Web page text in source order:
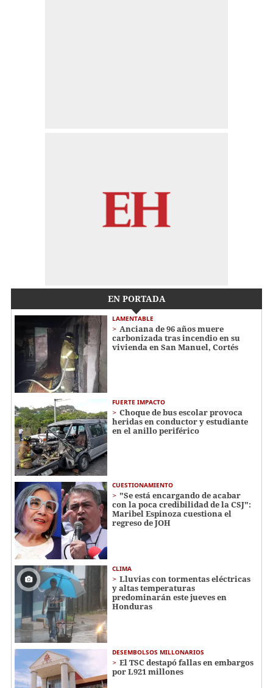
EN PORTADA
LAMENTABLE
Anciana de 96 años muere
carbonizada tras incendio en su
vivienda en San Manuel, Cortés
FUERTE IMPACTO
Choque de bus escolar provoca
heridas en conductor y estudiante
en el anillo periférico
CUESTIONAMIENTO
"Se está encargando de acabar
con la poca credibilidad de la CSJ":
Maribel Espinoza cuestiona el
regreso de JOH
CLIMA
Lluvias con tormentas eléctricas
y altas temperaturas
predominarán este jueves en
Honduras
DESEMBOLSOS MILLONARIOS
El TSC destapó fallas en embargos
por L921 millones